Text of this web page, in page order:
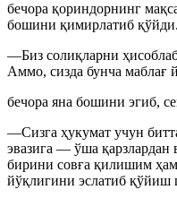
бечора қориндорнинг
бошини қимирлатиб қўйди.
—Биз солиқларни
Аммо, сизда бунча маблағ
бечора яна бошини эгиб,
—Сизга ҳукумат учун
эвазига — ўша қарзлардан
бирини совға қилишим
йўқлигини эслатиб қўйиш